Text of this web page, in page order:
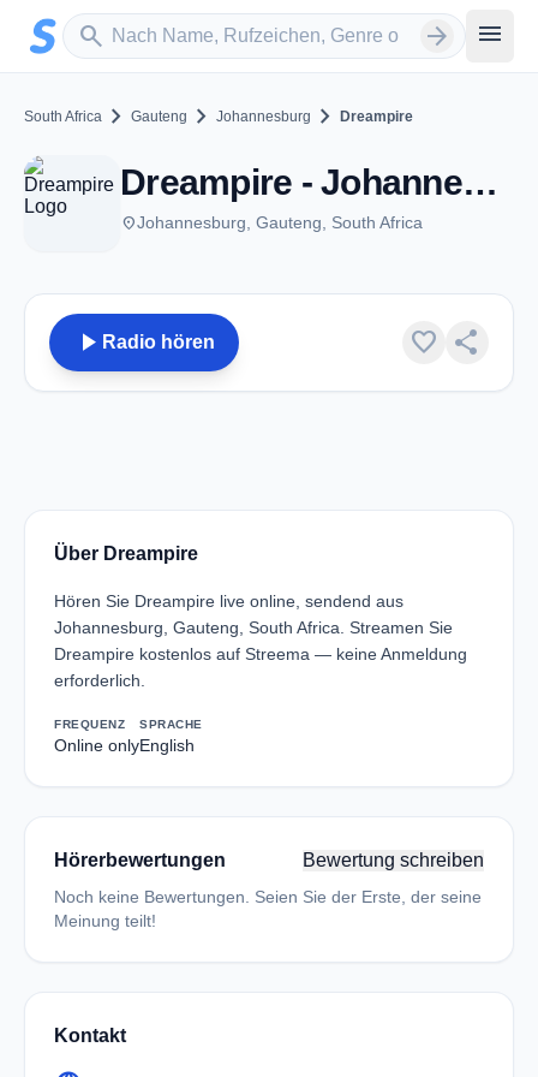
Zum Hauptinhalt springen
search
Sender suchen arrow_forward menu
South Africa chevron_right Gauteng chevron_right Johannesburg chevron_right Dreampire
Dreampire - Johannesburg
placeJohannesburg, Gauteng, South Africa
play_arrow Radio hören favorite share
Über Dreampire
Hören Sie Dreampire live online, sendend aus
Johannesburg, Gauteng, South Africa. Streamen Sie
Dreampire kostenlos auf Streema — keine Anmeldung
erforderlich.
FREQUENZ
Online only
SPRACHE
English
Hörerbewertungen Bewertung schreiben
Noch keine Bewertungen. Seien Sie der Erste, der seine
Meinung teilt!
Kontakt